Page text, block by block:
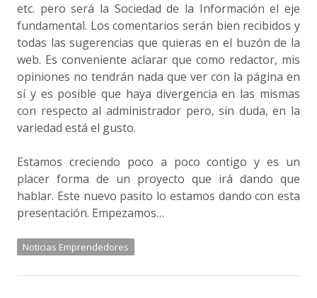
etc. pero será la Sociedad de la Información el eje
fundamental. Los comentarios serán bien recibidos y
todas las sugerencias que quieras en el buzón de la
web. Es conveniente aclarar que como redactor, mis
opiniones no tendrán nada que ver con la página en
sí y es posible que haya divergencia en las mismas
con respecto al administrador pero, sin duda, en la
variedad está el gusto.
Estamos creciendo poco a poco contigo y es un
placer forma de un proyecto que irá dando que
hablar. Este nuevo pasito lo estamos dando con esta
presentación. Empezamos…
Noticias Emprendedores